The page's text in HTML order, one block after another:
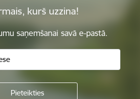
kurš uzzina!
saņemšanai savā e-pastā.